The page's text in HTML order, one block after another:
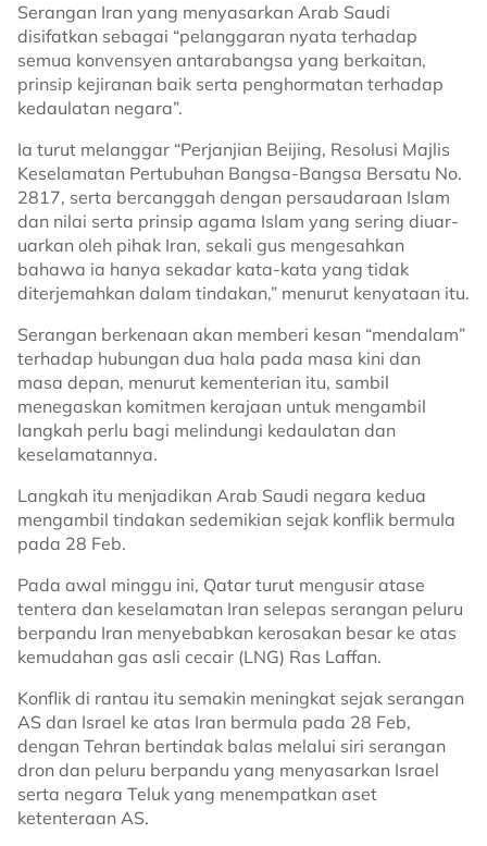
Serangan Iran yang menyasarkan Arab Saudi
disifatkan sebagai “pelanggaran nyata terhadap
semua konvensyen antarabangsa yang berkaitan,
prinsip kejiranan baik serta penghormatan terhadap
kedaulatan negara”.
Ia turut melanggar “Perjanjian Beijing, Resolusi Majlis
Keselamatan Pertubuhan Bangsa-Bangsa Bersatu No.
2817, serta bercanggah dengan persaudaraan Islam
dan nilai serta prinsip agama Islam yang sering diuar-
uarkan oleh pihak Iran, sekali gus mengesahkan
bahawa ia hanya sekadar kata-kata yang tidak
diterjemahkan dalam tindakan,” menurut kenyataan itu.
Serangan berkenaan akan memberi kesan “mendalam”
terhadap hubungan dua hala pada masa kini dan
masa depan, menurut kementerian itu, sambil
menegaskan komitmen kerajaan untuk mengambil
langkah perlu bagi melindungi kedaulatan dan
keselamatannya.
Langkah itu menjadikan Arab Saudi negara kedua
mengambil tindakan sedemikian sejak konflik bermula
pada 28 Feb.
Pada awal minggu ini, Qatar turut mengusir atase
tentera dan keselamatan Iran selepas serangan peluru
berpandu Iran menyebabkan kerosakan besar ke atas
kemudahan gas asli cecair (LNG) Ras Laffan.
Konflik di rantau itu semakin meningkat sejak serangan
AS dan Israel ke atas Iran bermula pada 28 Feb,
dengan Tehran bertindak balas melalui siri serangan
dron dan peluru berpandu yang menyasarkan Israel
serta negara Teluk yang menempatkan aset
ketenteraan AS.